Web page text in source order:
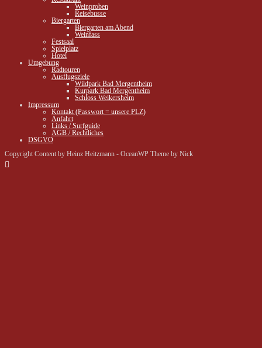
Weinproben
Reisebusse
Biergarten
Biergarten am Abend
Weinfass
Festsaal
Spielplatz
Hotel
Umgebung
Radtouren
Ausflugsziele
Wildpark Bad Mergentheim
Kurpark Bad Mergentheim
Schloss Weikersheim
Impressum
Kontakt (Passwort = unsere PLZ)
Anfahrt
Links / Surfguide
AGB / Rechtliches
DSGVO
Copyright Content by Heinz Heitzmann - OceanWP Theme by Nick